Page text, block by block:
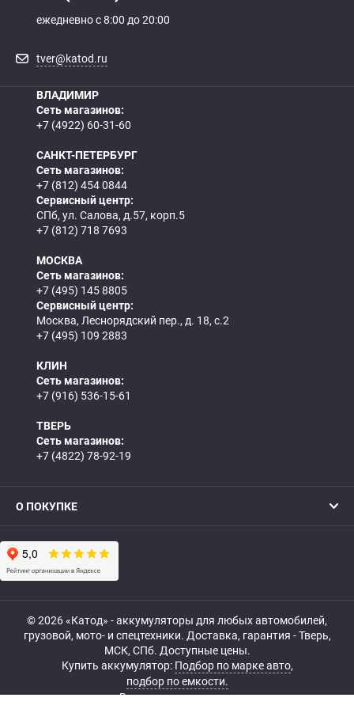
ежедневно с 8:00 до 20:00
tver@katod.ru
ВЛАДИМИР
Сеть магазинов:
+7 (4922) 60-31-60
САНКТ-ПЕТЕРБУРГ
Сеть магазинов:
+7 (812) 454 0844
Сервисный центр:
СПб, ул. Салова, д.57, корп.5
+7 (812) 718 7693
МОСКВА
Сеть магазинов:
+7 (495) 145 8805
Сервисный центр:
Москва, Леснорядский пер., д. 18, с.2
+7 (495) 109 2883
КЛИН
Сеть магазинов:
+7 (916) 536-15-61
ТВЕРЬ
Сеть магазинов:
+7 (4822) 78-92-19
О ПОКУПКЕ
© 2026 «Катод» - аккумуляторы для любых автомобилей,
грузовой, мото- и спецтехники. Доставка, гарантия - Тверь,
МСК, СПб. Доступные цены.
Купить аккумулятор: Подбор по марке авто,
подбор по емкости.
Все права защищены.